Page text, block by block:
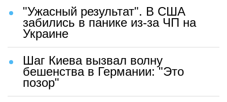
"Ужасный результат". В США
забились в панике из-за ЧП на
Украине
Шаг Киева вызвал волну
бешенства в Германии: "Это
позор"